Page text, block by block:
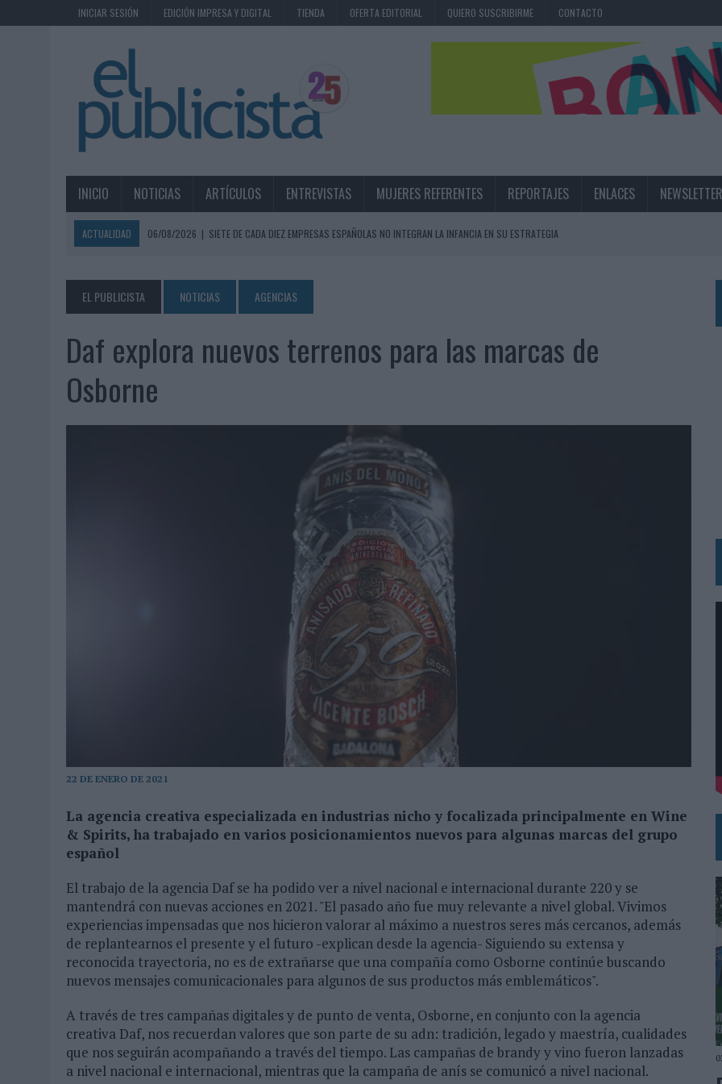
INICIAR SESIÓN EDICIÓN IMPRESA Y DIGITAL TIENDA OFERTA EDITORIAL QUIERO SUSCRIBIRME CONTACTO
INICIO NOTICIAS ARTÍCULOS ENTREVISTAS MUJERES REFERENTES REPORTAJES ENLACES NEWSLETTER
ACTUALIDAD 06/08/2026 | SIETE DE CADA DIEZ EMPRESAS ESPAÑOLAS NO INTEGRAN LA INFANCIA EN SU ESTRATEGIA
06/08/2026 | EL USO DE LA IA GENERATIVA ALCANZA YA AL 62% DE LOS ESPAÑOLES
06/08/2026
SYSTEM1 NOMBRA A KIMBERLY BASTONI COMO NUEVA DIRECTORA COMERCIAL GLOBAL
06/08/2026 | FRIGO Y UNIQLO LANZAN UNA COLECCIÓN PERSONALIZABLE INSPIRADA EN CORNETTO, CALIPPO Y SOLERO
06/08/2026
LA IA ESTÁ SUBIENDO EL LISTÓN DE LA CREATIVIDAD
FABRA COMUNICACIÓN INCORPORA A CASONÁ Y ASUME LA GESTIÓN DE SUS RELACIONES CON LOS MEDIOS
LOPESAN HOTELS & RESORTS ACERCA EL PARAÍSO CANARIO EN SU ÚLTIMA CAMPAÑA INTERNACIONAL
LUIS ARQUILLOS (BURGO DE ARIAS): “LA CONSTRUCCIÓN DE MARCA A LARGO PLAZO Y LA MEDICIÓN SON DOS CARAS DE LA MISMA
‘EL PARAÍSO MÁS CERCA’, DE 22GRADOS PARA LOPESAN HOTELS & RESORTS
‘LA ÚNICA CERVEZA DEL MUNDO QUE SE DISFRUTA DOS VECES’, DE INUSUALY PARA CERVEZA CAPAZ
‘EL FÚTBOL SIN LAS PERSONAS’, DE DENTSU CREATIVE PARA ORANGE
CAPAZ, LA CERVEZA QUE CONVIERTE CADA BOTELLA EN UNA OPORTUNIDAD DE INCLUSIÓN
BABARIA Y MAXIBON SON ‘EL MATCH PERFECTO DEL VERANO’
AUDIBLE REIVINDICA EL PODER TRANSFORMADOR DEL AUDIO EN SU NUEVA CAMPAÑA GLOBAL DE MARCA
‘VUELVE EL FÚTBOL. VUELVE A SOÑAR’, DE VML PARA MOVISTAR
MOVISTAR APELA A LA ILUSIÓN DE LAS AFICIONES PARA EL REGRESO DEL FÚTBOL
06/08/2026 | ‘LA VUELTA’, DE FENOMENAL PARA MÁLAGA CF
EL PUBLICISTA NOTICIAS AGENCIAS
Daf explora nuevos terrenos para las marcas de
Osborne
22 DE ENERO DE 2021
La agencia creativa especializada en industrias nicho y focalizada principalmente en Wine
& Spirits, ha trabajado en varios posicionamientos nuevos para algunas marcas del grupo
español
El trabajo de la agencia Daf se ha podido ver a nivel nacional e internacional durante 220 y se
mantendrá con nuevas acciones en 2021. "El pasado año fue muy relevante a nivel global. Vivimos
experiencias impensadas que nos hicieron valorar al máximo a nuestros seres más cercanos, además
de replantearnos el presente y el futuro -explican desde la agencia- Siguiendo su extensa y
reconocida trayectoria, no es de extrañarse que una compañía como Osborne continúe buscando
nuevos mensajes comunicacionales para algunos de sus productos más emblemáticos".
A través de tres campañas digitales y de punto de venta, Osborne, en conjunto con la agencia
creativa Daf, nos recuerdan valores que son parte de su adn: tradición, legado y maestría, cualidades
que nos seguirán acompañando a través del tiempo. Las campañas de brandy y vino fueron lanzadas
a nivel nacional e internacional, mientras que la campaña de anís se comunicó a nivel nacional.